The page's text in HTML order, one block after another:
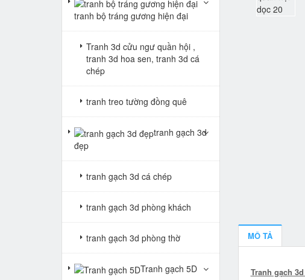
MÔ TẢ
Tranh gạch
tranh bộ tráng gương hiện đại
Tranh 3d cửu ngư quần hội ,
tranh 3d hoa sen, tranh 3d cá
chép
tranh treo tường đồng quê
tranh gạch 3d
đẹp
tranh gạch 3d cá chép
tranh gạch 3d phòng khách
tranh gạch 3d phòng thờ
Tranh gạch 5D